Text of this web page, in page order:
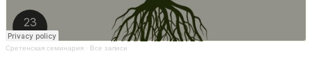
Сретенская семинария · Все записи